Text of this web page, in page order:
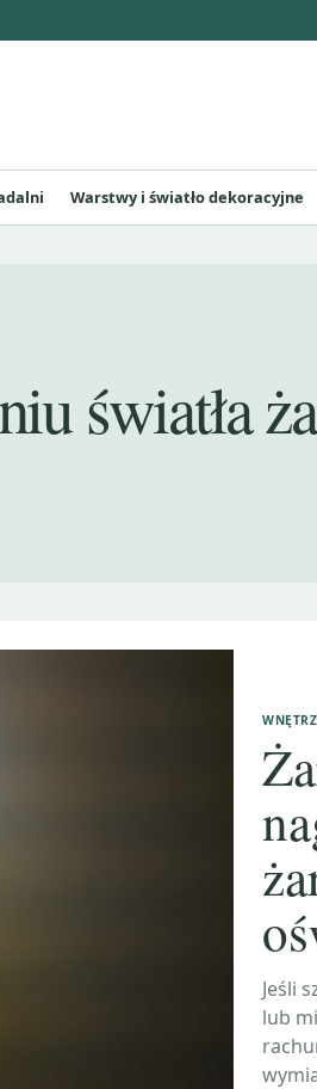
Warstwy i światło dekoracyjne
światła
Jeśli
lub